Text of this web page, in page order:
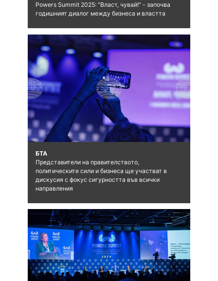
Powers Summit 2025: "Власт, чувай!" - започва
годишният диалог между бизнеса и властта
БТА
Представители на правителството,
политическите сили и бизнеса ще участват в
дискусия с фокус сигурността във всички
направления